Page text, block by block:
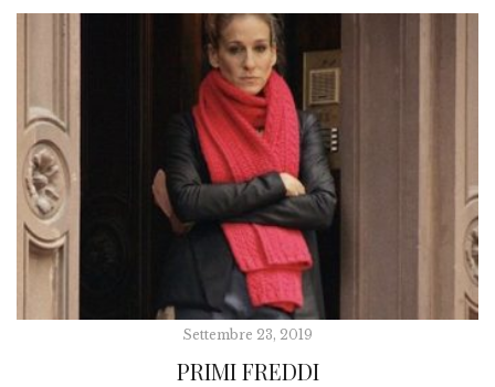
Settembre 23, 2019
PRIMI FREDDI